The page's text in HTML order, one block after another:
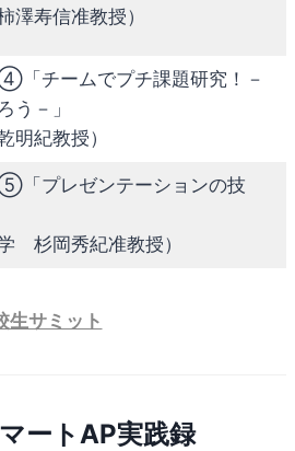
澤寿信准教授）
「チームでプチ課題研究！－
う－」
明紀教授）
「プレゼンテーションの技
杉岡秀紀准教授）
生サミット
ートAP実践録